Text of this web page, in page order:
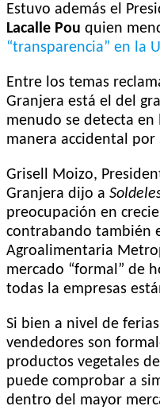
Estuvo además el
Lacalle Pou quien
“transparencia” en la
Entre los temas
Granjera está el del
menudo se detecta
manera accidental
Grisell Moizo,
Granjera dijo a
preocupación en
contrabando también
Agroalimentaria
mercado “formal” de
todas la empresas
Si bien a nivel de
vendedores son
productos vegetales
puede comprobar a
dentro del mayor